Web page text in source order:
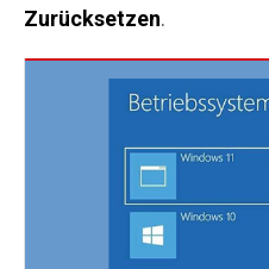
Zurücksetzen.